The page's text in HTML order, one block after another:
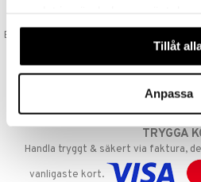
våra cookies vid fortsatt
Tillåt
Anpassa
Beställningar lagda före 14:00 (gäller
oss samma
GODKÄND AV
EU-logotypen är symbolen som
TRYGGA
Handla tryggt & säkert via faktura,
vanligaste kort.